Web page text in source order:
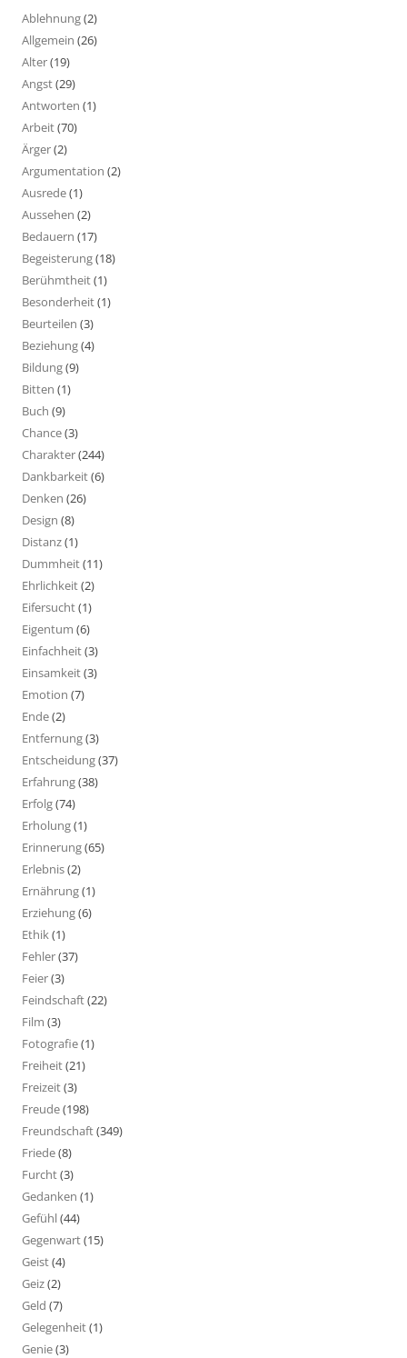
Ablehnung(2)
Allgemein (26)
Alter(19)
Angst(29)
Antworten (1)
Arbeit(70)
Ärger(2)
Argumentation (2)
Ausrede(1)
Aussehen (2)
Bedauern (17)
Begeisterung(18)
Berühmtheit(1)
Besonderheit(1)
Beurteilen (3)
Beziehung(4)
Bildung(9)
Bitten (1)
Buch (9)
Chance(3)
Charakter(244)
Dankbarkeit(6)
Denken (26)
Design (8)
Distanz(1)
Dummheit(11)
Ehrlichkeit(2)
Eifersucht(1)
Eigentum (6)
Einfachheit(3)
Einsamkeit(3)
Emotion (7)
Ende(2)
Entfernung(3)
Entscheidung(37)
Erfahrung(38)
Erfolg(74)
Erholung(1)
Erinnerung(65)
Erlebnis(2)
Ernährung(1)
Erziehung(6)
Ethik(1)
Fehler(37)
Feier(3)
Feindschaft(22)
Film (3)
Fotografie(1)
Freiheit(21)
Freizeit(3)
Freude(198)
Freundschaft(349)
Friede(8)
Furcht(3)
Gedanken (1)
Gefühl(44)
Gegenwart(15)
Geist(4)
Geiz(2)
Geld (7)
Gelegenheit(1)
Genie(3)